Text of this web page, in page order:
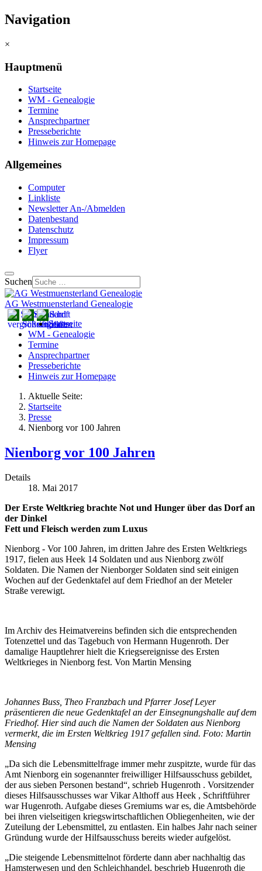
Navigation
×
Hauptmenü
Startseite
WM - Genealogie
Termine
Ansprechpartner
Presseberichte
Hinweis zur Homepage
Allgemeines
Computer
Linkliste
Newsletter An-/Abmelden
Datenbestand
Datenschutz
Impressum
Flyer
Suchen
AG Westmuensterland Genealogie
Startseite
WM - Genealogie
Termine
Ansprechpartner
Presseberichte
Hinweis zur Homepage
Aktuelle Seite:
Startseite
Presse
Nienborg vor 100 Jahren
Nienborg vor 100 Jahren
Details
18. Mai 2017
Der Erste Weltkrieg brachte Not und Hunger über das Dorf an
der Dinkel
Fett und Fleisch werden zum Luxus
Nienborg - Vor 100 Jahren, im dritten Jahre des Ersten Weltkriegs
1917, fielen aus Heek 14 Soldaten und aus Nienborg zwölf
Soldaten. Die Namen der Nienborger Soldaten sind seit einigen
Wochen auf der Gedenktafel auf dem Friedhof an der Meteler
Straße verewigt.
Im Archiv des Heimatvereins befinden sich die entsprechenden
Totenzettel und das Tagebuch von Hermann Hugenroth. Der
damalige Hauptlehrer hielt die Kriegsereignisse des Ersten
Weltkrieges in Nienborg fest. Von Martin Mensing
Johannes Buss, Theo Franzbach und Pfarrer Josef Leyer
präsentieren die neue Gedenktafel an der Einsegnungshalle auf dem
Friedhof. Hier sind auch die Namen der Soldaten aus Nienborg
vermerkt, die im Ersten Weltkrieg 1917 gefallen sind. Foto: Martin
Mensing
„Da sich die Lebensmittelfrage immer mehr zuspitzte, wurde für das
Amt Nienborg ein sogenannter freiwilliger Hilfsausschuss gebildet,
der aus sieben Personen bestand“, schrieb Hugenroth . Vorsitzender
dieses Hilfsausschusses war Vikar Althoff aus Heek , Schriftführer
war Hugenroth. Aufgabe dieses Gremiums war es, die Amtsbehörde
bei ihren vielseitigen kriegswirtschaftlichen Obliegenheiten, wie der
Zuteilung der Lebensmittel, zu entlasten. Ein halbes Jahr nach seiner
Gründung wurde der Hilfsausschuss bereits wieder aufgelöst.
„Die steigende Lebensmittelnot förderte dann aber nachhaltig das
Hamsterwesen und den Schleichhandel, beschrieb Hugenroth die